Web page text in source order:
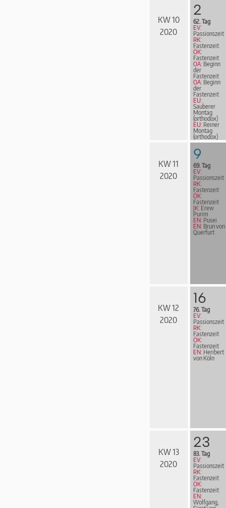
KW 10
2020
2
62. Tag
EV:
Passionszeit
RK:
Fastenzeit
ÖK:
Fastenzeit
OA: Beginn
der
Fastenzeit
OA: Beginn
der
Fastenzeit
EU:
Sauberer
Montag
(orthodox)
EU: Reiner
Montag
(orthodox)
EN:John
Wesley
KW 11
2020
9
69. Tag
EV:
Passionszeit
RK:
Fastenzeit
ÖK:
Fastenzeit
JK: Erew
Purim
EN: Pusei
EN: Brun von
Querfurt
KW 12
2020
16
76. Tag
EV:
Passionszeit
RK:
Fastenzeit
ÖK:
Fastenzeit
EN: Heribert
von Köln
KW 13
2020
23
83. Tag
EV:
Passionszeit
RK:
Fastenzeit
ÖK:
Fastenzeit
EN:
Wolfgang,